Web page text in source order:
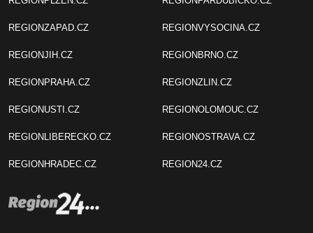
REGIONZAPAD.CZ
REGIONJIH.CZ
REGIONPRAHA.CZ
REGIONUSTI.CZ
REGIONLIBERECKO.CZ
REGIONHRADEC.CZ
REGIONVYSOCINA.CZ
REGIONBRNO.CZ
REGIONZLIN.CZ
REGIONOLOMOUC.CZ
REGIONOSTRAVA.CZ
REGION24.CZ